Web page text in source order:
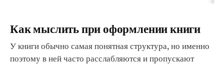
Как мыслить при оформлении книги
У книги обычно самая понятная структура, но именно
поэтому в ней часто расслабляются и пропускают